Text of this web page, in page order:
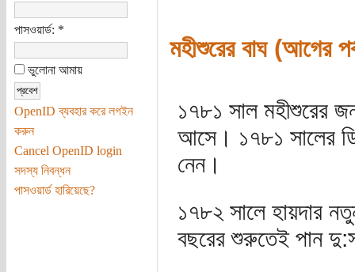
পাসওয়ার্ড: *
ভুলোনা আমায়
OpenID ব্যবহার করে লগইন
করুন
Cancel OpenID login
সদস্য নিবন্ধন
পাসওয়ার্ড হারিয়েছে?
মহীশুরের বাঘ (আগের
১৭৮১ সাল মহীশুরের
আসে। ১৭৮১ সালের
নেন।
১৭৮২ সালে হায়দার
বছরের শুরুতেই পান